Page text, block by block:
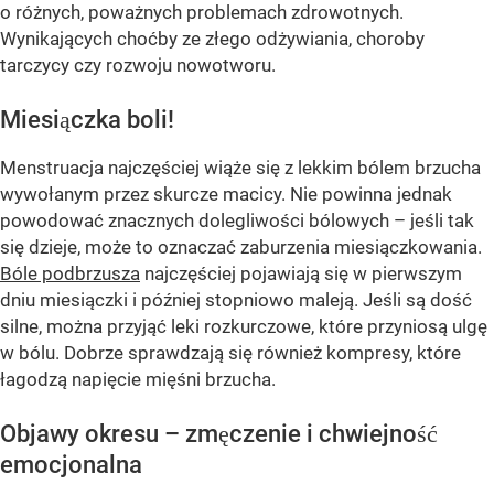
o różnych, poważnych problemach zdrowotnych.
Wynikających choćby ze złego odżywiania, choroby
tarczycy czy rozwoju nowotworu.
Miesiączka boli!
Menstruacja najczęściej wiąże się z lekkim bólem brzucha
wywołanym przez skurcze macicy. Nie powinna jednak
powodować znacznych dolegliwości bólowych – jeśli tak
się dzieje, może to oznaczać zaburzenia miesiączkowania.
Bóle podbrzusza najczęściej pojawiają się w pierwszym
dniu miesiączki i później stopniowo maleją. Jeśli są dość
silne, można przyjąć leki rozkurczowe, które przyniosą ulgę
w bólu. Dobrze sprawdzają się również kompresy, które
łagodzą napięcie mięśni brzucha.
Objawy okresu – zmęczenie i chwiejność
emocjonalna